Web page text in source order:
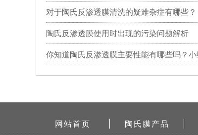
对于陶氏反渗透膜清洗的疑难杂症有哪些？
陶氏反渗透膜使用时出现的污染问题解析
网站首页 陶氏膜产品